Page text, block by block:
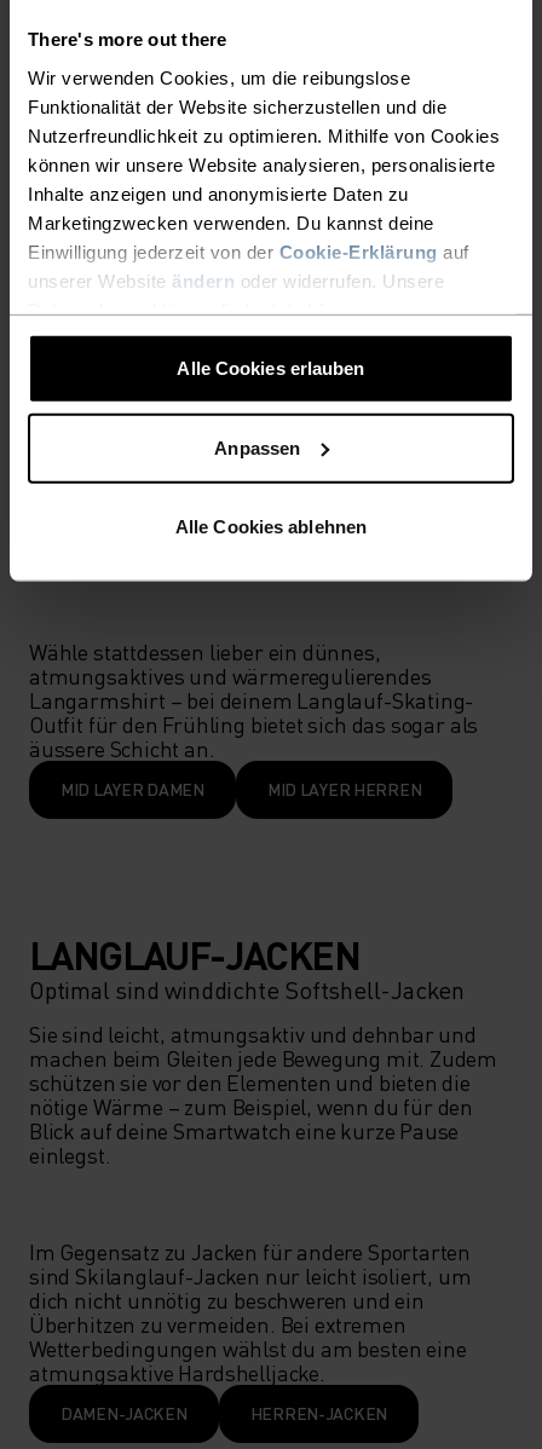
There's more out there
Wir verwenden Cookies, um die reibungslose
Funktionalität der Website sicherzustellen und die
Nutzerfreundlichkeit zu optimieren. Mithilfe von Cookies
können wir unsere Website analysieren, personalisierte
Inhalte anzeigen und anonymisierte Daten zu
Marketingzwecken verwenden. Du kannst deine
Einwilligung jederzeit von der Cookie-Erklärung auf
unserer Website ändern oder widerrufen. Unsere
Alle Cookies erlauben
Anpassen
Alle Cookies ablehnen
MID LAYER
Mid Layer für den Skilanglauf sind meistens
nur bei extremer Kälte als zusätzliche
Isolationsschicht zwischen Base Layer und
Jacke erforderlich
Doch selbst bei sibirischen Wetterbedingungen
greifen, da du auf der Loipe sonst schnell
Wähle stattdessen lieber ein dünnes,
atmungsaktives und wärmeregulierendes
Langarmshirt – bei deinem Langlauf-Skating-
Outfit für den Frühling bietet sich das sogar als
äussere Schicht an.
MID LAYER DAMEN MID LAYER HERREN
LANGLAUF-JACKEN
Optimal sind winddichte Softshell-Jacken
Sie sind leicht, atmungsaktiv und dehnbar und
machen beim Gleiten jede Bewegung mit. Zudem
schützen sie vor den Elementen und bieten die
nötige Wärme – zum Beispiel, wenn du für den
Blick auf deine Smartwatch eine kurze Pause
einlegst.
Im Gegensatz zu Jacken für andere Sportarten
sind Skilanglauf-Jacken nur leicht isoliert, um
dich nicht unnötig zu beschweren und ein
Überhitzen zu vermeiden. Bei extremen
Wetterbedingungen wählst du am besten eine
atmungsaktive Hardshelljacke.
DAMEN-JACKEN HERREN-JACKEN